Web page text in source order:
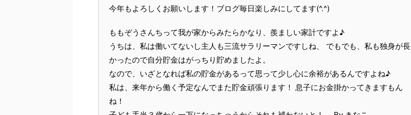
今年もよろしくお願いします！ブログ毎日楽しみにしてます(^.^)
ももぞうさんちって我が家からみたらかなり、羨ましい家計ですよ♪
うちは、私は働いてないし主人も三流サラリーマンですしね、 でもでも、私も独身が長
かったので自分貯金はがっちり貯めましたよ。
なので、いざとなれば私の貯金があるって思って少し心に余裕があるんですよね♪
私は、来年から働く予定なんでまた貯金頑張ります！ 息子にお金掛かってきますもん
ね！